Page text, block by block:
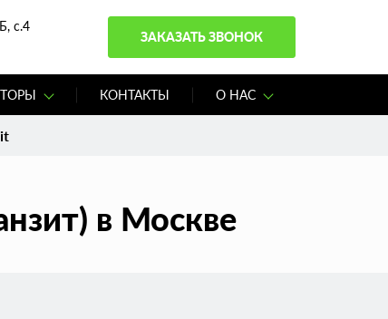
с.4
ЗАКАЗАТЬ ЗВОНОК
КОНТАКТЫ О НАС
в Москве